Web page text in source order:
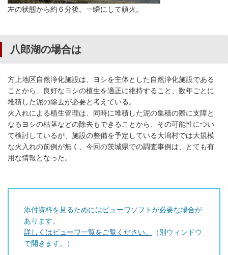
左の状態から約６分後。一瞬にして鎮火。
八郎湖の場合は
方上地区自然浄化施設は、ヨシを主体とした自然浄化施設である
ことから、良好なヨシの植生を適正に維持すること、数年ごとに
堆積した泥の除去が必要と考えている。
火入れによる植生管理は、同時に堆積した泥の集積の際に支障と
なるヨシの枯茎などの除去もできることから、その可能性につい
て検討しているが、施設の整備を予定している大潟村では大規模
な火入れの前例が無く、今回の茨城県での調査事例は、とても有
用な情報となった。
添付資料を見るためにはビューワソフトが必要な場合が
あります。
詳しくはビューワ一覧をご覧ください。
（別ウィンドウ
で開きます。）